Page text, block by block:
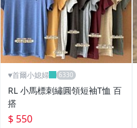
♥️首爾小媳婦
RL 小馬標刺繡圓領短袖T恤 百
搭
$ 550